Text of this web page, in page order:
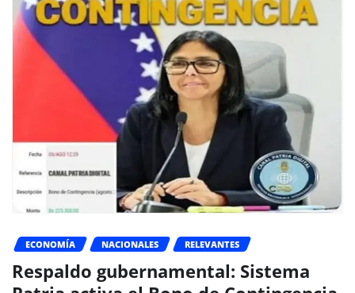
ECONOMÍA NACIONALES RELEVANTES
Respaldo gubernamental: Sistema